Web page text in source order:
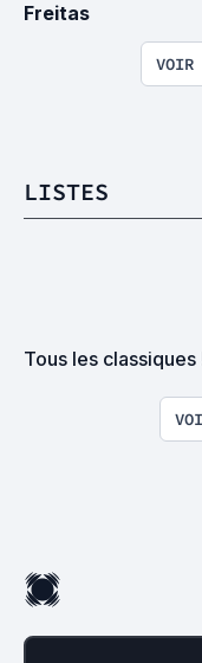
Freitas
VOIR
LISTES
Tous les classiques